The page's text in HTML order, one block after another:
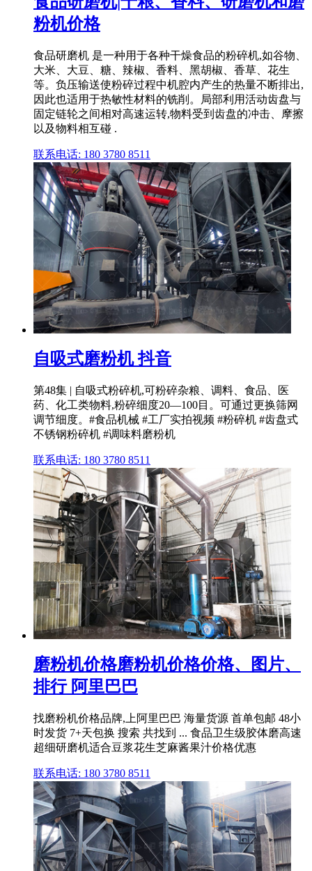
粉机价格
食品研磨机 是一种用于各种干燥食品的粉碎机,如谷物、
大米、大豆、糖、辣椒、香料、黑胡椒、香草、花生
等。负压输送使粉碎过程中机腔内产生的热量不断排出,
因此也适用于热敏性材料的铣削。局部利用活动齿盘与
固定链轮之间相对高速运转,物料受到齿盘的冲击、摩擦
以及物料相互碰 .
联系电话: 180 3780 8511
自吸式磨粉机 抖音
第48集 | 自吸式粉碎机,可粉碎杂粮、调料、食品、医
药、化工类物料,粉碎细度20—100目。可通过更换筛网
调节细度。#食品机械 #工厂实拍视频 #粉碎机 #齿盘式
不锈钢粉碎机 #调味料磨粉机
联系电话: 180 3780 8511
磨粉机价格磨粉机价格价格、图片、
排行 阿里巴巴
找磨粉机价格品牌,上阿里巴巴 海量货源 首单包邮 48小
时发货 7+天包换 搜索 共找到 ... 食品卫生级胶体磨高速
超细研磨机适合豆浆花生芝麻酱果汁价格优惠
联系电话: 180 3780 8511